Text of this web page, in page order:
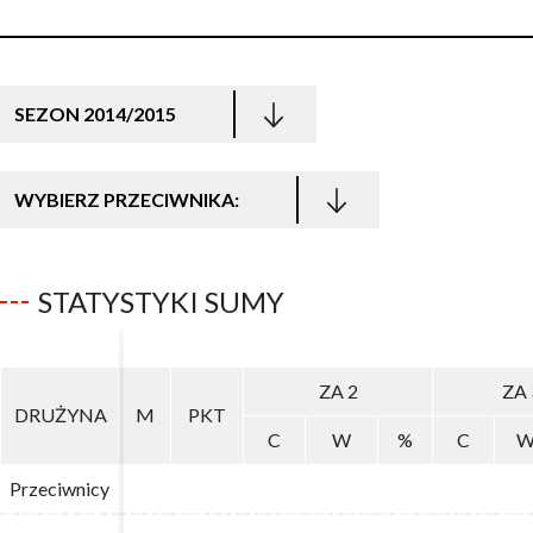
SEZON 2014/2015
WYBIERZ PRZECIWNIKA:
STATYSTYKI SUMY
DRUŻYNA M PKT
ZA 2 ZA
C W % C
Przeciwnicy
DRUŻYNA M PKT
ZA 2 ZA
C W % C
Przeciwnicy